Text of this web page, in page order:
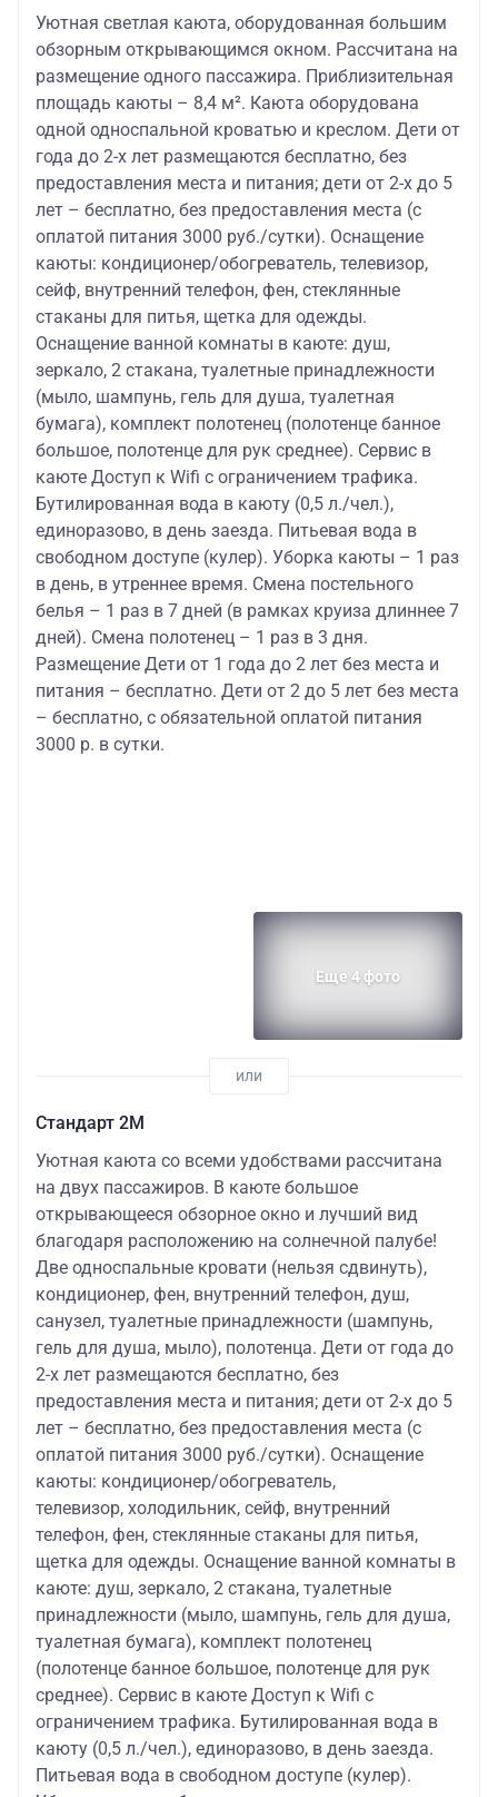
Уютная светлая каюта, оборудованная большим
обзорным открывающимся окном. Рассчитана на
размещение одного пассажира. Приблизительная
площадь каюты – 8,4 м². Каюта оборудована
одной односпальной кроватью и креслом. Дети от
года до 2-х лет размещаются бесплатно, без
предоставления места и питания; дети от 2-х до 5
лет – бесплатно, без предоставления места (с
оплатой питания 3000 руб./сутки). Оснащение
каюты: кондиционер/обогреватель, телевизор,
сейф, внутренний телефон, фен, стеклянные
стаканы для питья, щетка для одежды.
Оснащение ванной комнаты в каюте: душ,
зеркало, 2 стакана, туалетные принадлежности
(мыло, шампунь, гель для душа, туалетная
бумага), комплект полотенец (полотенце банное
большое, полотенце для рук среднее). Сервис в
каюте Доступ к Wifi с ограничением трафика.
Бутилированная вода в каюту (0,5 л./чел.),
единоразово, в день заезда. Питьевая вода в
свободном доступе (кулер). Уборка каюты – 1 раз
в день, в утреннее время. Смена постельного
белья – 1 раз в 7 дней (в рамках круиза длиннее 7
дней). Смена полотенец – 1 раз в 3 дня.
Размещение Дети от 1 года до 2 лет без места и
питания – бесплатно. Дети от 2 до 5 лет без места
– бесплатно, с обязательной оплатой питания
3000 р. в сутки.
Еще 4 фото
Стандарт 2M
Уютная каюта со всеми удобствами рассчитана
на двух пассажиров. В каюте большое
открывающееся обзорное окно и лучший вид
благодаря расположению на солнечной палубе!
Две односпальные кровати (нельзя сдвинуть),
кондиционер, фен, внутренний телефон, душ,
санузел, туалетные принадлежности (шампунь,
гель для душа, мыло), полотенца. Дети от года до
2-х лет размещаются бесплатно, без
предоставления места и питания; дети от 2-х до 5
лет – бесплатно, без предоставления места (с
оплатой питания 3000 руб./сутки). Оснащение
каюты: кондиционер/обогреватель,
телевизор, холодильник, сейф, внутренний
телефон, фен, стеклянные стаканы для питья,
щетка для одежды. Оснащение ванной комнаты в
каюте: душ, зеркало, 2 стакана, туалетные
принадлежности (мыло, шампунь, гель для душа,
туалетная бумага), комплект полотенец
(полотенце банное большое, полотенце для рук
среднее). Сервис в каюте Доступ к Wifi с
ограничением трафика. Бутилированная вода в
каюту (0,5 л./чел.), единоразово, в день заезда.
Питьевая вода в свободном доступе (кулер).